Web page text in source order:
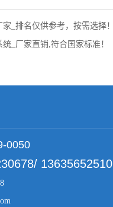
_排名仅供参考，按需选择！
_厂家直销,符合国家标准！
0050
13635652510